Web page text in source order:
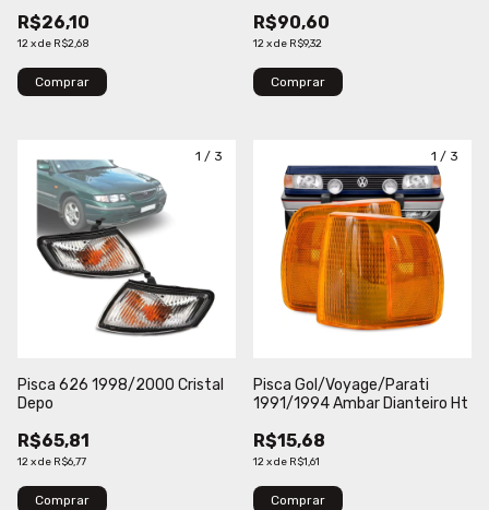
R$26,10
12xde R$2,68
Comprar
R$90,60
12xde R$9,32
Comprar
1 / 3
Pisca 626 1998/2000 Cristal
Depo
R$65,81
12xde R$6,77
Comprar
1 / 3
Pisca Gol/Voyage/Parati
1991/1994 Ambar Dianteiro Ht
R$15,68
12xde R$1,61
Comprar